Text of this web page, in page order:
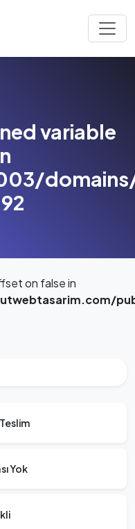
variable
92
on false in
Yok